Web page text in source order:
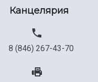
Канцелярия
8 (846) 267-43-70